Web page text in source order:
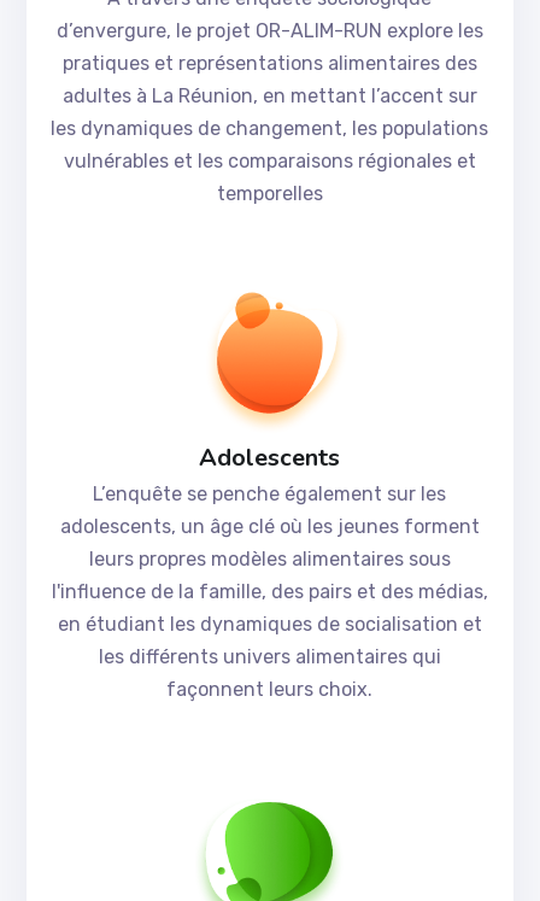
d’envergure, le projet OR-ALIM-RUN explore les
pratiques et représentations alimentaires des
adultes à La Réunion, en mettant l’accent sur
les dynamiques de changement, les populations
vulnérables et les comparaisons régionales et
temporelles
Adolescents
L’enquête se penche également sur les
adolescents, un âge clé où les jeunes forment
leurs propres modèles alimentaires sous
l'influence de la famille, des pairs et des médias,
en étudiant les dynamiques de socialisation et
les différents univers alimentaires qui
façonnent leurs choix.